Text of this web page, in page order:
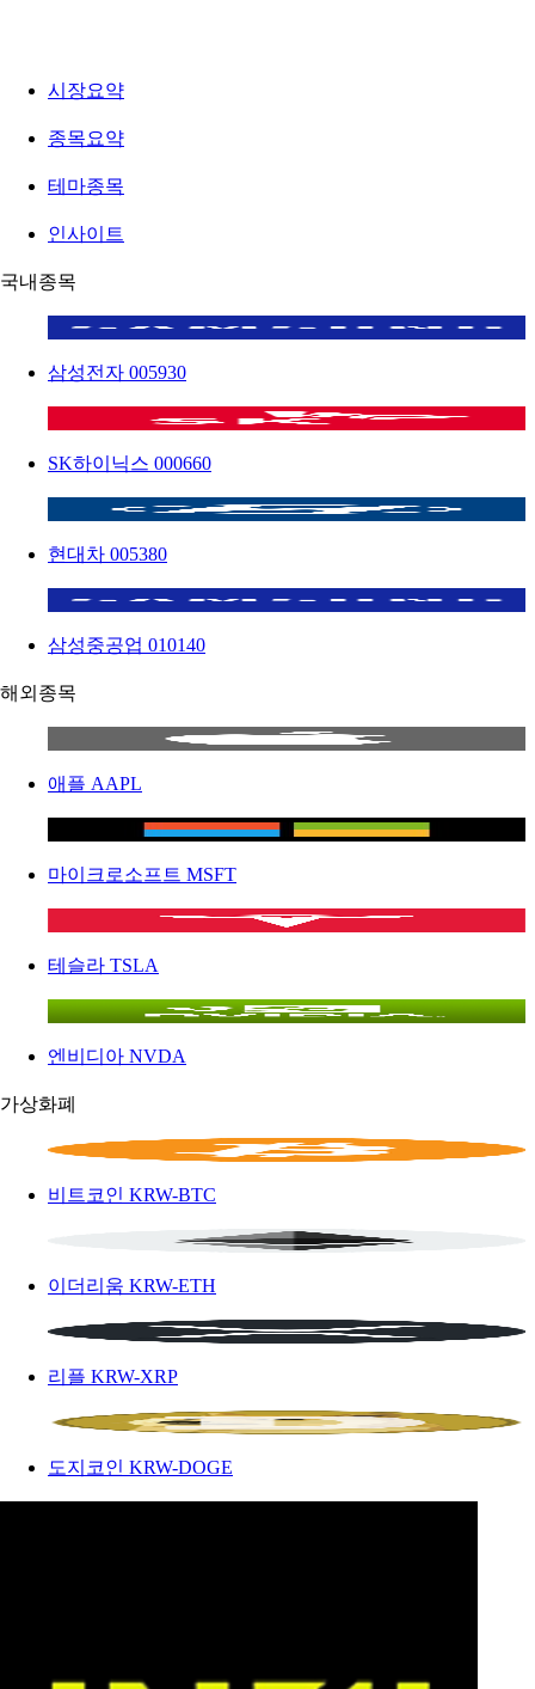
시장요약
종목요약
테마종목
인사이트
국내종목
삼성전자 005930
SK하이닉스 000660
현대차 005380
삼성중공업 010140
해외종목
애플 AAPL
마이크로소프트 MSFT
테슬라 TSLA
엔비디아 NVDA
가상화폐
비트코인 KRW-BTC
이더리움 KRW-ETH
리플 KRW-XRP
도지코인 KRW-DOGE